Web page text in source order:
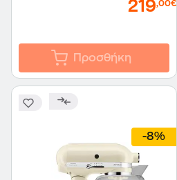
219,00€
Προσθήκη
-8%